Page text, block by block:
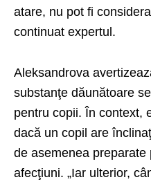
atare, nu pot fi
continuat expertul.
Aleksandrova
substanţe dăunătoare
pentru copii. În context,
dacă un copil are
de asemenea
afecţiuni. „Iar ulterior,